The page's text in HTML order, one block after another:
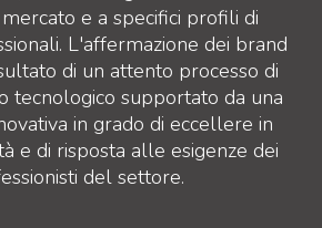
e a specifici profili di
L'affermazione dei brand
di un attento processo di
tecnologico supportato da una
in grado di eccellere in
e di risposta alle esigenze dei
del settore.